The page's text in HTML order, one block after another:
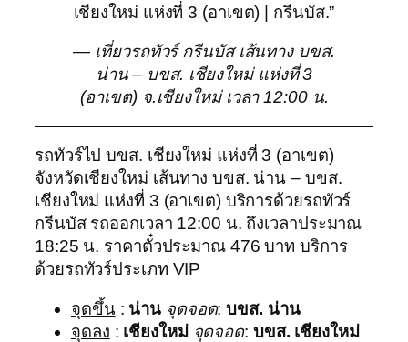
เชียงใหม่ แห่งที่ 3 (อาเขต) | กรีนบัส.”
— เที่ยวรถทัวร์ กรีนบัส เส้นทาง บขส.
น่าน – บขส. เชียงใหม่ แห่งที่ 3
(อาเขต) จ.เชียงใหม่ เวลา 12:00 น.
รถทัวร์ไป บขส. เชียงใหม่ แห่งที่ 3 (อาเขต)
จังหวัดเชียงใหม่ เส้นทาง บขส. น่าน – บขส.
เชียงใหม่ แห่งที่ 3 (อาเขต) บริการด้วยรถทัวร์
กรีนบัส รถออกเวลา 12:00 น. ถึงเวลาประมาณ
18:25 น. ราคาตั๋วประมาณ 476 บาท บริการ
ด้วยรถทัวร์ประเภท VIP
จุดขึ้น: น่าน จุดจอด:บขส. น่าน
จุดลง : เชียงใหม่ จุดจอด: บขส. เชียงใหม่